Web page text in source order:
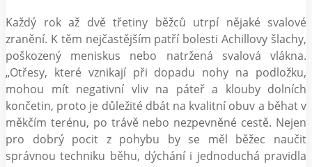
Každý rok až dvě třetiny běžců utrpí nějaké svalové
zranění. K těm nejčastějším patří bolesti Achillovy šlachy,
poškozený meniskus nebo natržená svalová vlákna.
„Otřesy, které vznikají při dopadu nohy na podložku,
mohou mít negativní vliv na páteř a klouby dolních
končetin, proto je důležité dbát na kvalitní obuv a běhat v
měkčím terénu, po trávě nebo nezpevněné cestě. Nejen
pro dobrý pocit z pohybu by se měl běžec naučit
správnou techniku běhu, dýchání i jednoduchá pravidla